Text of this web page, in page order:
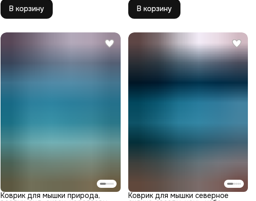
В корзину
В корзину
Коврик для мышки природа, Коврик для мышки северное